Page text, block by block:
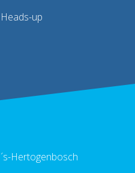
Heads-up
´s-Hertogenbosch